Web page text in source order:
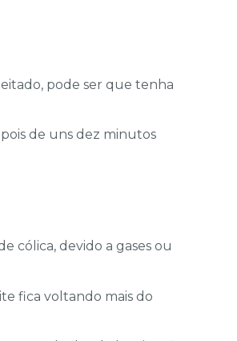
pode ser que tenha
de uns dez minutos
cólica, devido a gases ou
fica voltando mais do